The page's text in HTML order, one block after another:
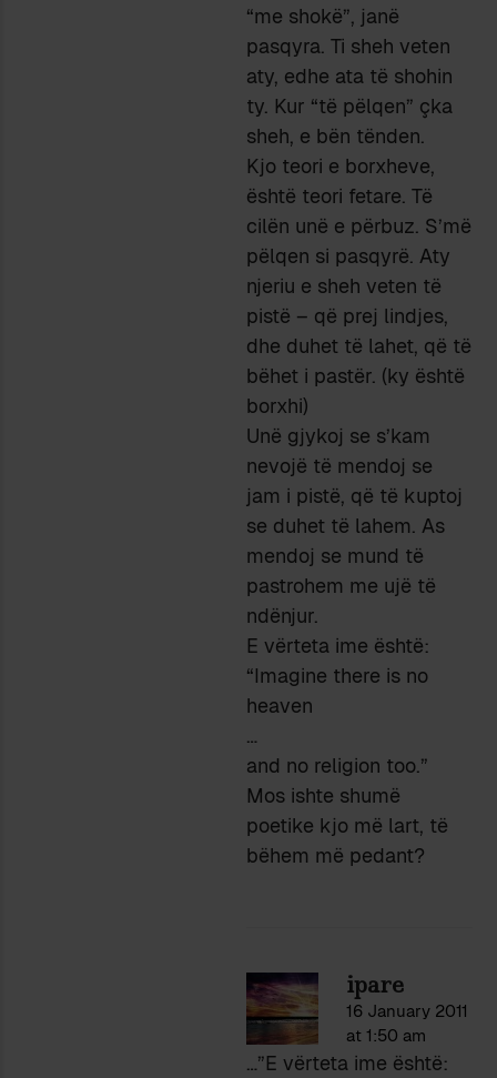
“me shokë”, janë
pasqyra. Ti sheh veten
aty, edhe ata të shohin
ty. Kur “të pëlqen” çka
sheh, e bën tënden.
Kjo teori e borxheve,
është teori fetare. Të
cilën unë e përbuz. S’më
pëlqen si pasqyrë. Aty
njeriu e sheh veten të
pistë – që prej lindjes,
dhe duhet të lahet, që të
bëhet i pastër. (ky është
borxhi)
Unë gjykoj se s’kam
nevojë të mendoj se
jam i pistë, që të kuptoj
se duhet të lahem. As
mendoj se mund të
pastrohem me ujë të
ndënjur.
E vërteta ime është:
“Imagine there is no
heaven
…
and no religion too.”
Mos ishte shumë
poetike kjo më lart, të
bëhem më pedant?
ipare
16 January 2011
at 1:50 am
…”E vërteta ime është: